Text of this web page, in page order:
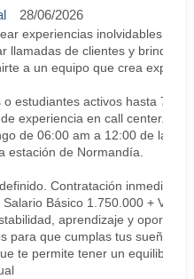
28/06/2026
experiencias inolvidables.
llamadas de clientes y brindar
a un equipo que crea
estudiantes activos hasta 7
experiencia en call center.
de 06:00 am a 12:00 de la
estación de Normandía.
Contratación inmediata.
Básico 1.750.000 +
aprendizaje y
para que cumplas tus sueños y
te permite tener un equilibrio